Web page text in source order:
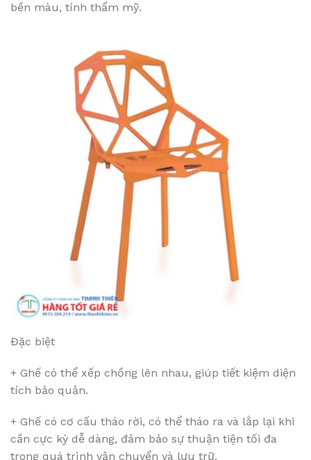
bền màu, tính thẩm mỹ.
Đặc biệt
+ Ghế có thể xếp chồng lên nhau, giúp tiết kiệm diện
tích bảo quản.
+ Ghế có cơ cấu tháo rời, có thể tháo ra và lắp lại khi
cần cực kỳ dễ dàng, đảm bảo sự thuận tiện tối đa
trong quá trình vận chuyển và lưu trữ.